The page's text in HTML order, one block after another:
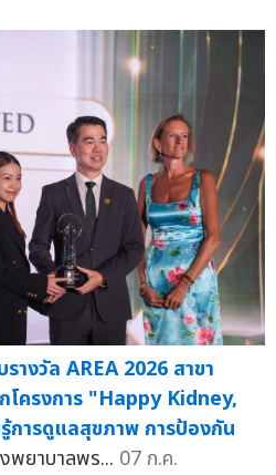
างวัล AREA 2026 สาขา
ครงการ "Happy Kidney,
ารดูแลสุขภาพ การป้องกัน
พยาบาลพร... 07 ก.ค.